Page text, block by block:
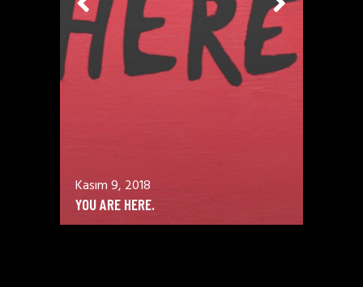
Kasım 9, 2018
YOU ARE HERE.